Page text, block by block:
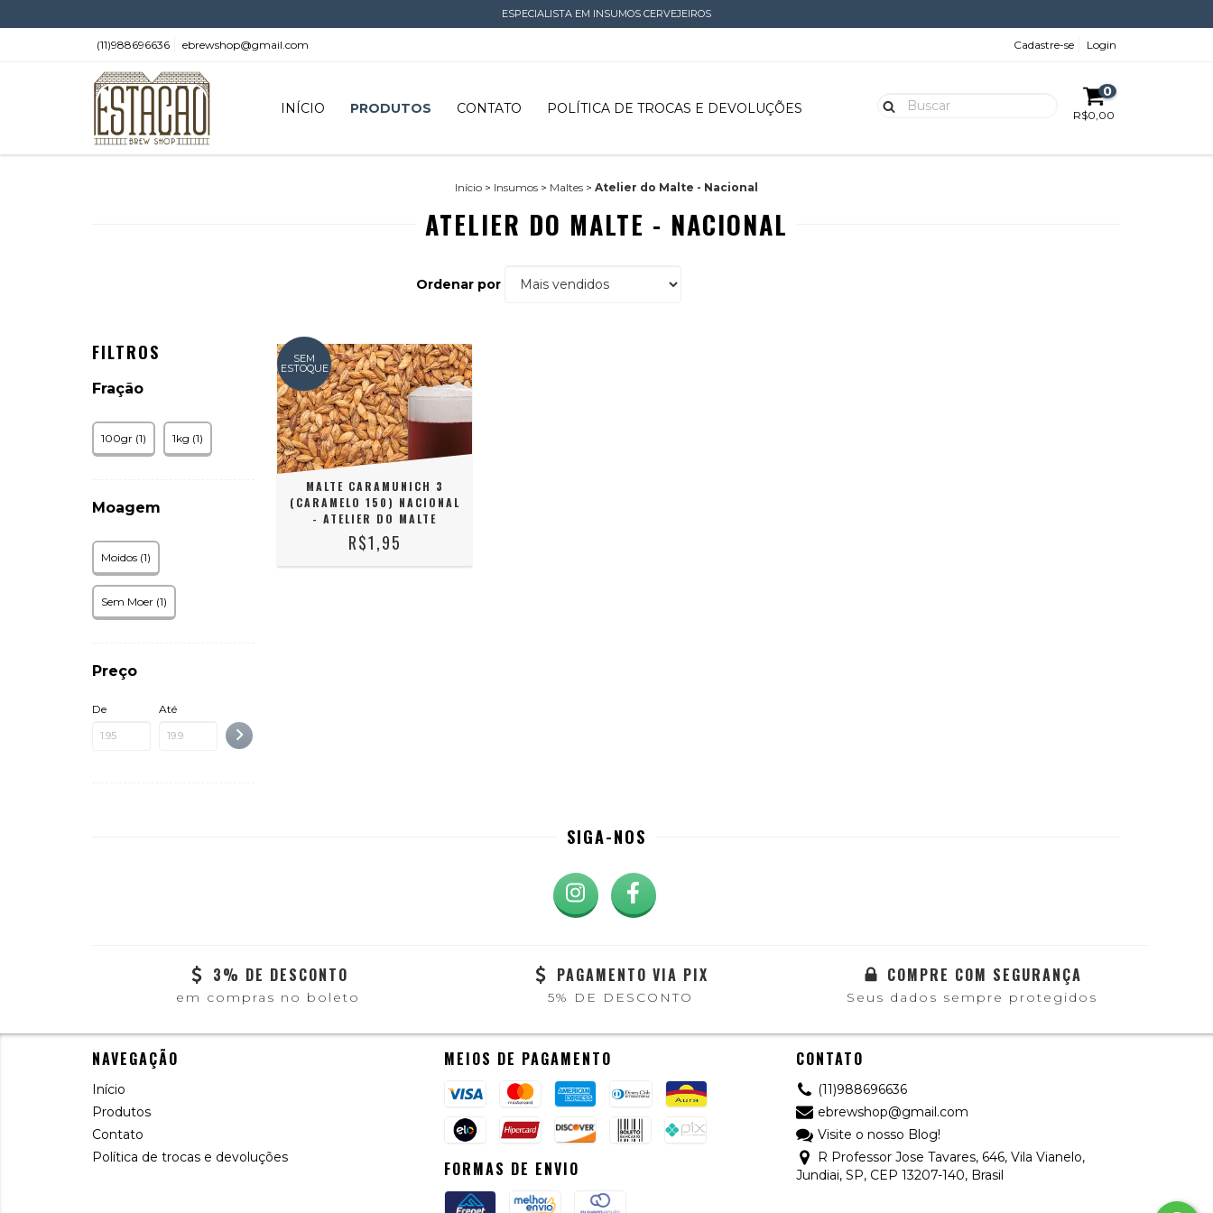
ESPECIALISTA EM INSUMOS CERVEJEIROS
(11)988696636 ebrewshop@gmail.com Cadastre-se Login
INÍCIO PRODUTOS CONTATO POLÍTICA DE TROCAS E DEVOLUÇÕES
0
R$0,00
Início > Insumos > Maltes > Atelier do Malte - Nacional
ATELIER DO MALTE - NACIONAL
Ordenar por
FILTROS
Fração
100gr (1) 1kg (1)
Moagem
Moidos (1)
Sem Moer (1)
Preço
De Até
SEM
ESTOQUE
MALTE CARAMUNICH 3
(CARAMELO 150) NACIONAL
- ATELIER DO MALTE
R$1,95
SIGA-NOS
3% DE DESCONTO
em compras no boleto
PAGAMENTO VIA PIX
5% DE DESCONTO
COMPRE COM SEGURANÇA
Seus dados sempre protegidos
NAVEGAÇÃO
Início
Produtos
Contato
Política de trocas e devoluções
MEIOS DE PAGAMENTO
FORMAS DE ENVIO
CONTATO
(11)988696636
ebrewshop@gmail.com
Visite o nosso Blog!
R Professor Jose Tavares, 646, Vila Vianelo,
Jundiai, SP, CEP 13207-140, Brasil